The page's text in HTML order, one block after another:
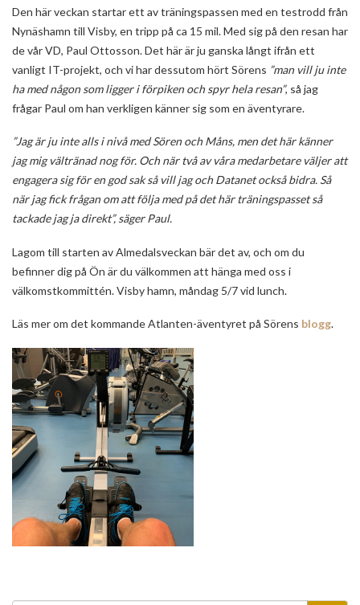
Den här veckan startar ett av träningspassen med en testrodd från
Nynäshamn till Visby, en tripp på ca 15 mil. Med sig på den resan har
de vår VD, Paul Ottosson. Det här är ju ganska långt ifrån ett
vanligt IT-projekt, och vi har dessutom hört Sörens ”man vill ju inte
ha med någon som ligger i förpiken och spyr hela resan”, så jag
frågar Paul om han verkligen känner sig som en äventyrare.
”Jag är ju inte alls i nivå med Sören och Måns, men det här känner
jag mig vältränad nog för. Och när två av våra medarbetare väljer att
engagera sig för en god sak så vill jag och Datanet också bidra. Så
när jag fick frågan om att följa med på det här träningspasset så
tackade jag ja direkt”, säger Paul.
Lagom till starten av Almedalsveckan bär det av, och om du
befinner dig på Ön är du välkommen att hänga med oss i
välkomstkommittén. Visby hamn, måndag 5/7 vid lunch.
Läs mer om det kommande Atlanten-äventyret på Sörens blogg.